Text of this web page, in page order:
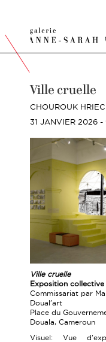
Ville cruelle
CHOUROUK
31 JANVIER 2026
Ville cruelle
Exposition collective
Commissariat par
Doual'art
Place du
Douala, Cameroun
Visuel: Vue